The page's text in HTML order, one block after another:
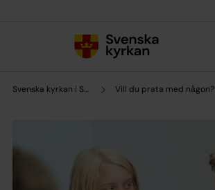
Svenska kyrkan i Sundbyberg Vill du prata med någon?